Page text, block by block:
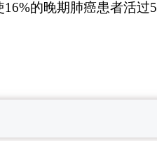
的晚期肺癌患者活过